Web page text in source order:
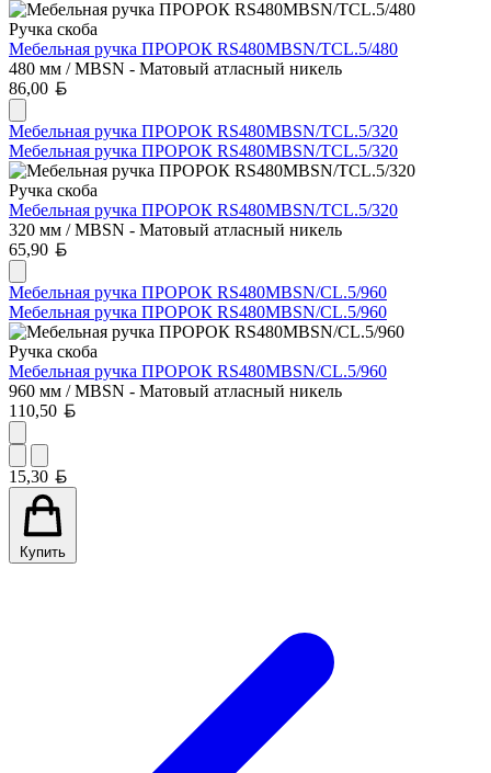
Ручка скоба
Мебельная ручка ПРОРОК RS480MBSN/TCL.5/480
480 мм / MBSN - Матовый атласный никель
86,00
Мебельная ручка ПРОРОК RS480MBSN/TCL.5/320
Мебельная ручка ПРОРОК RS480MBSN/TCL.5/320
Ручка скоба
Мебельная ручка ПРОРОК RS480MBSN/TCL.5/320
320 мм / MBSN - Матовый атласный никель
65,90
Мебельная ручка ПРОРОК RS480MBSN/CL.5/960
Мебельная ручка ПРОРОК RS480MBSN/CL.5/960
Ручка скоба
Мебельная ручка ПРОРОК RS480MBSN/CL.5/960
960 мм / MBSN - Матовый атласный никель
110,50
15,30
Купить